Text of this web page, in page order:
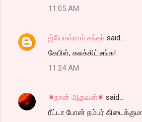
11:05 AM
ஜ்யோவ்ராம் சுந்தர் said…
கேபிள், கலக்கிட்டீங்க!
11:24 AM
☀நான் ஆதவன்☀ said…
ரீட்டா போன் நம்பர்